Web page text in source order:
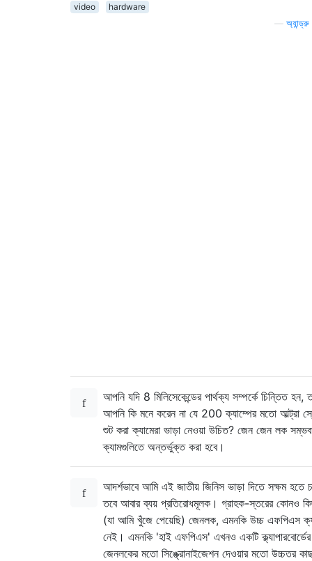
video
hardware
অ্যান্ড্রু
আপনি যদি 8 মিলিসেকেন্ডের পার্থক্য সম্পর্কে চিন্তিত হন,
আপনি কি মনে করেন না যে 200 ক্যাম্পের মতো আল্ট্রা
শুট করা ক্যামেরা ভাড়া নেওয়া উচিত? জেন জেন লক
ক্যামগুলিতে অন্তর্ভুক্ত করা হবে।
আদর্শভাবে আমি এই জাতীয় জিনিস ভাড়া দিতে সক্ষম হতে
তবে আবার ব্যয় প্রতিরোধমূলক। গ্রাহক-স্তরের কোনও
(যা আমি খুঁজে পেয়েছি) জেনলক, এমনকি উচ্চ এফপিএস
নেই। এমনকি 'হাই এফপিএস' এখনও একটি ক্ল্যাপারবোর্ডের
জেনলকের মতো সিঙ্ক্রোনাইজেশন দেওয়ার মতো উচ্চতর